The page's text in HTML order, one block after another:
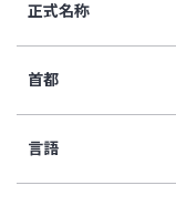
正式名称
首都
言語